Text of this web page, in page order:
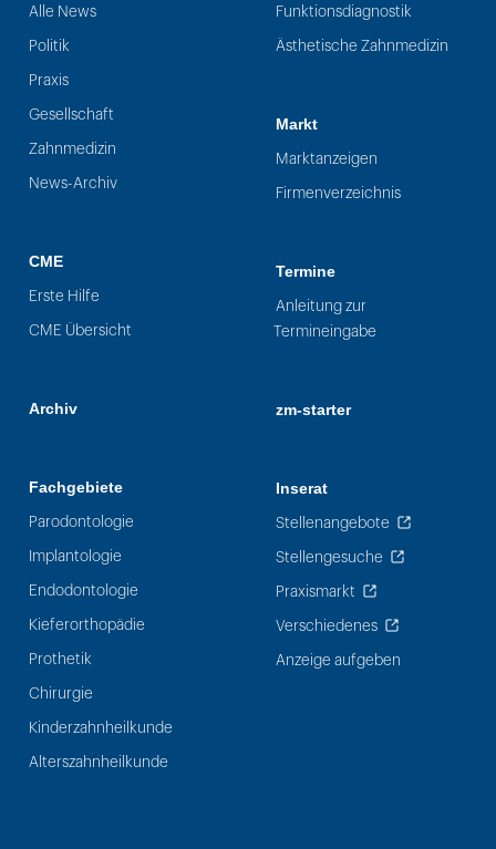
Alle News
Politik
Praxis
Gesellschaft
Zahnmedizin
News-Archiv
CME
Erste Hilfe
CME Übersicht
Archiv
Fachgebiete
Parodontologie
Implantologie
Endodontologie
Kieferorthopädie
Prothetik
Chirurgie
Kinderzahnheilkunde
Alterszahnheilkunde
Funktionsdiagnostik
Ästhetische Zahnmedizin
Markt
Marktanzeigen
Firmenverzeichnis
Termine
Anleitung zur
Termineingabe
zm-starter
Inserat
Stellenangebote
Stellengesuche
Praxismarkt
Verschiedenes
Anzeige aufgeben